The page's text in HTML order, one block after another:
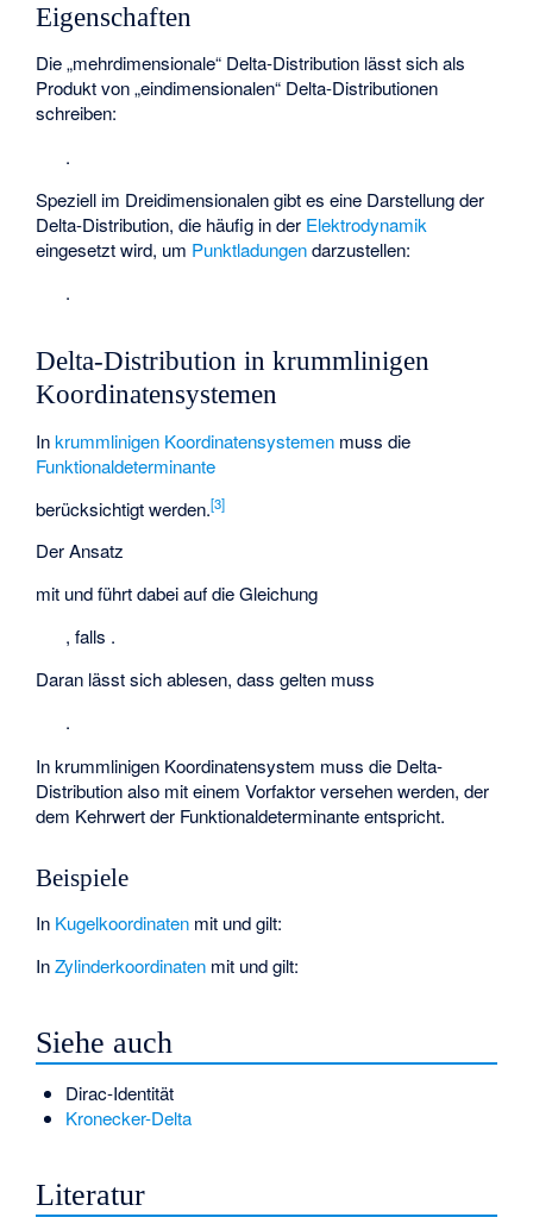
Eigenschaften
Die „mehrdimensionale“ Delta-Distribution lässt sich als
Produkt von „eindimensionalen“ Delta-Distributionen
schreiben:
.
Speziell im Dreidimensionalen gibt es eine Darstellung der
Delta-Distribution, die häufig in der Elektrodynamik
eingesetzt wird, um Punktladungendarzustellen:
.
Delta-Distribution in krummlinigen
Koordinatensystemen
Inkrummlinigen Koordinatensystemen muss die
Funktionaldeterminante
berücksichtigt werden.[3]
Der Ansatz
mit undführt dabei auf die Gleichung
, falls .
Daran lässt sich ablesen, dass gelten muss
.
In krummlinigen Koordinatensystem muss die Delta-
Distribution also mit einem Vorfaktor versehen werden, der
dem Kehrwert der Funktionaldeterminante entspricht.
Beispiele
In Kugelkoordinaten mit undgilt:
InZylinderkoordinaten mit undgilt:
Siehe auch
Dirac-Identität
Kronecker-Delta
Literatur